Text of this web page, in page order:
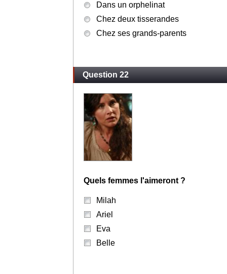
Dans un orphelinat
Chez deux tisserandes
Chez ses grands-parents
Question 22
Quels femmes l'aimeront ?
Milah
Ariel